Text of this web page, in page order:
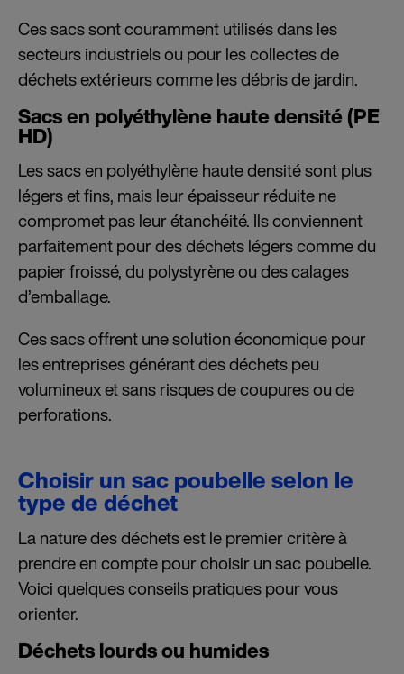
Ces sacs sont couramment utilisés dans les
secteurs industriels ou pour les collectes de
déchets extérieurs comme les débris de jardin.
Sacs en polyéthylène haute densité (PE
HD)
Les sacs en polyéthylène haute densité sont plus
légers et fins, mais leur épaisseur réduite ne
compromet pas leur étanchéité. Ils conviennent
parfaitement pour des déchets légers comme du
papier froissé, du polystyrène ou des calages
d’emballage.
Ces sacs offrent une solution économique pour
les entreprises générant des déchets peu
volumineux et sans risques de coupures ou de
perforations.
Choisir un sac poubelle selon le
type de déchet
La nature des déchets est le premier critère à
prendre en compte pour choisir un sac poubelle.
Voici quelques conseils pratiques pour vous
orienter.
Déchets lourds ou humides